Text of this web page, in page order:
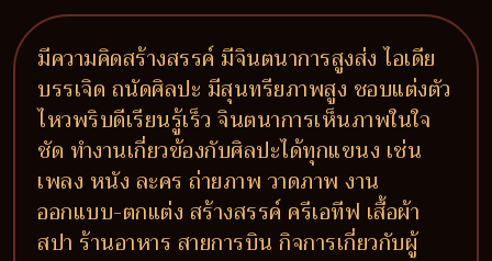
มีความคิดสร้างสรรค์ มีจินตนาการสูงส่ง ไอเดีย
บรรเจิด ถนัดศิลปะ มีสุนทรียภาพสูง ชอบแต่งตัว
ไหวพริบดีเรียนรู้เร็ว จินตนาการเห็นภาพในใจ
ชัด ทำงานเกี่ยวข้องกับศิลปะได้ทุกแขนง เช่น
เพลง หนัง ละคร ถ่ายภาพ วาดภาพ งาน
ออกแบบ-ตกแต่ง สร้างสรรค์ ครีเอทีฟ เสื้อผ้า
สปา ร้านอาหาร สายการบิน กิจการเกี่ยวกับผู้